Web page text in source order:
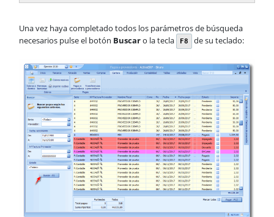
Una vez haya completado todos los parámetros de búsqueda
necesarios pulse el botón Buscaro la tecla F8 de su teclado: